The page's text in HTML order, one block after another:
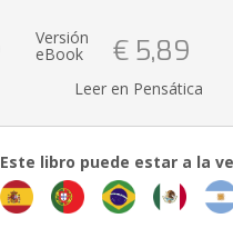
Versión
eBook € 5,89
Leer en Pensática
Este libro puede estar a la